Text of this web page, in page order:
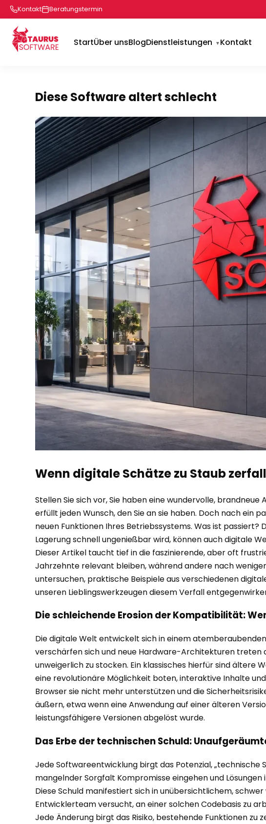
Kontakt Beratungstermin
StartÜber unsBlogDienstleistungen Kontakt
Diese Software altert schlecht
Wenn digitale Schätze zu Staub
Stellen Sie sich vor, Sie haben eine wundervolle,
erfüllt jeden Wunsch, den Sie an sie haben. Doch nach ein
neuen Funktionen Ihres Betriebssystems. Was ist
Lagerung schnell ungenießbar wird, können auch digitale
Dieser Artikel taucht tief in die faszinierende, aber oft
Jahrzehnte relevant bleiben, während andere nach
untersuchen, praktische Beispiele aus verschiedenen
unseren Lieblingswerkzeugen diesem Verfall
Die schleichende Erosion der Kompatibilität:
Die digitale Welt entwickelt sich in einem
verschärfen sich und neue Hardware-Architekturen treten
unweigerlich zu stocken. Ein klassisches hierfür sind ältere
eine revolutionäre Möglichkeit boten, interaktive Inhalte
Browser sie nicht mehr unterstützen und die
äußern, etwa wenn eine Anwendung auf einer älteren
leistungsfähigere Versionen abgelöst wurde.
Das Erbe der technischen Schuld:
Jede Softwareentwicklung birgt das Potenzial, „technische
mangelnder Sorgfalt Kompromisse eingehen und
Diese Schuld manifestiert sich in unübersichtlichem,
Entwicklerteam versucht, an einer solchen Codebasis zu
Jede Änderung birgt das Risiko, bestehende Funktionen zu